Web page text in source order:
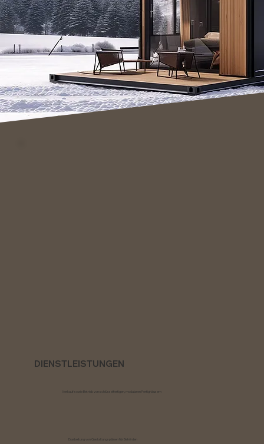
DIENSTLEISTUNGEN
Verkauf sowie Betrieb von schlüsselfertigen, modularen Fertighäusern
Erarbeitung von Gestaltungsplänen für Behörden